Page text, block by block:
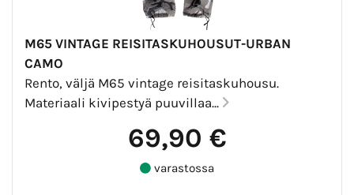
M65 VINTAGE REISITASKUHOUSUT-URBAN
CAMO
Rento, väljä M65 vintage reisitaskuhousu.
Materiaali kivipestyä puuvillaa...
69,90 €
varastossa